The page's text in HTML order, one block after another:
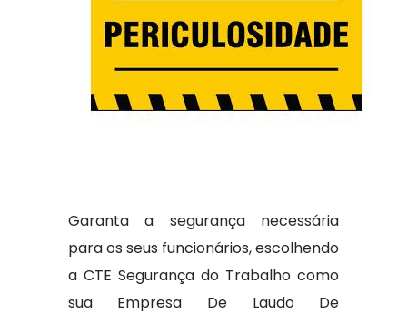
Garanta a segurança necessária
para os seus funcionários, escolhendo
a CTE Segurança do Trabalho como
sua Empresa De Laudo De